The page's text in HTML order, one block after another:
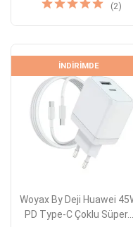
(2)
Woyax By Deji Huawei
PD Type-C Çoklu Süper...
İNDIRIMDE